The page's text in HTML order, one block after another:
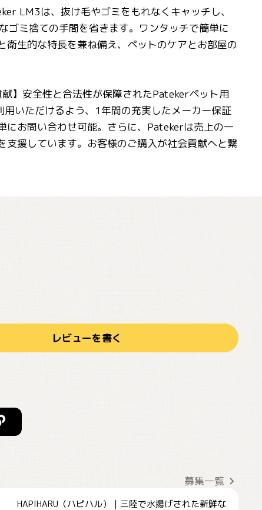
LM3は、抜け毛やゴミをもれなくキャッチし、
ゴミ捨ての手間を省きます。ワンタッチで簡単に
生的な特長を兼ね備え、ペットのケアとお部屋の
】安全性と合法性が保障されたPatekerペット用
いただけるよう、1年間の充実したメーカー保証
にお問い合わせ可能。さらに、Patekerは売上の一
援しています。お客様のご購入が社会貢献へと繋
レビューを書く
募集一覧
HAPIHARU（ハピハル）｜三陸で水揚げされた新鮮な